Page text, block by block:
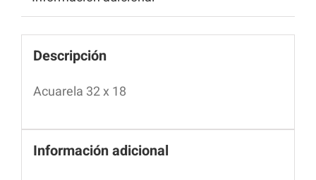
Descripción
Acuarela 32 x 18
Información adicional